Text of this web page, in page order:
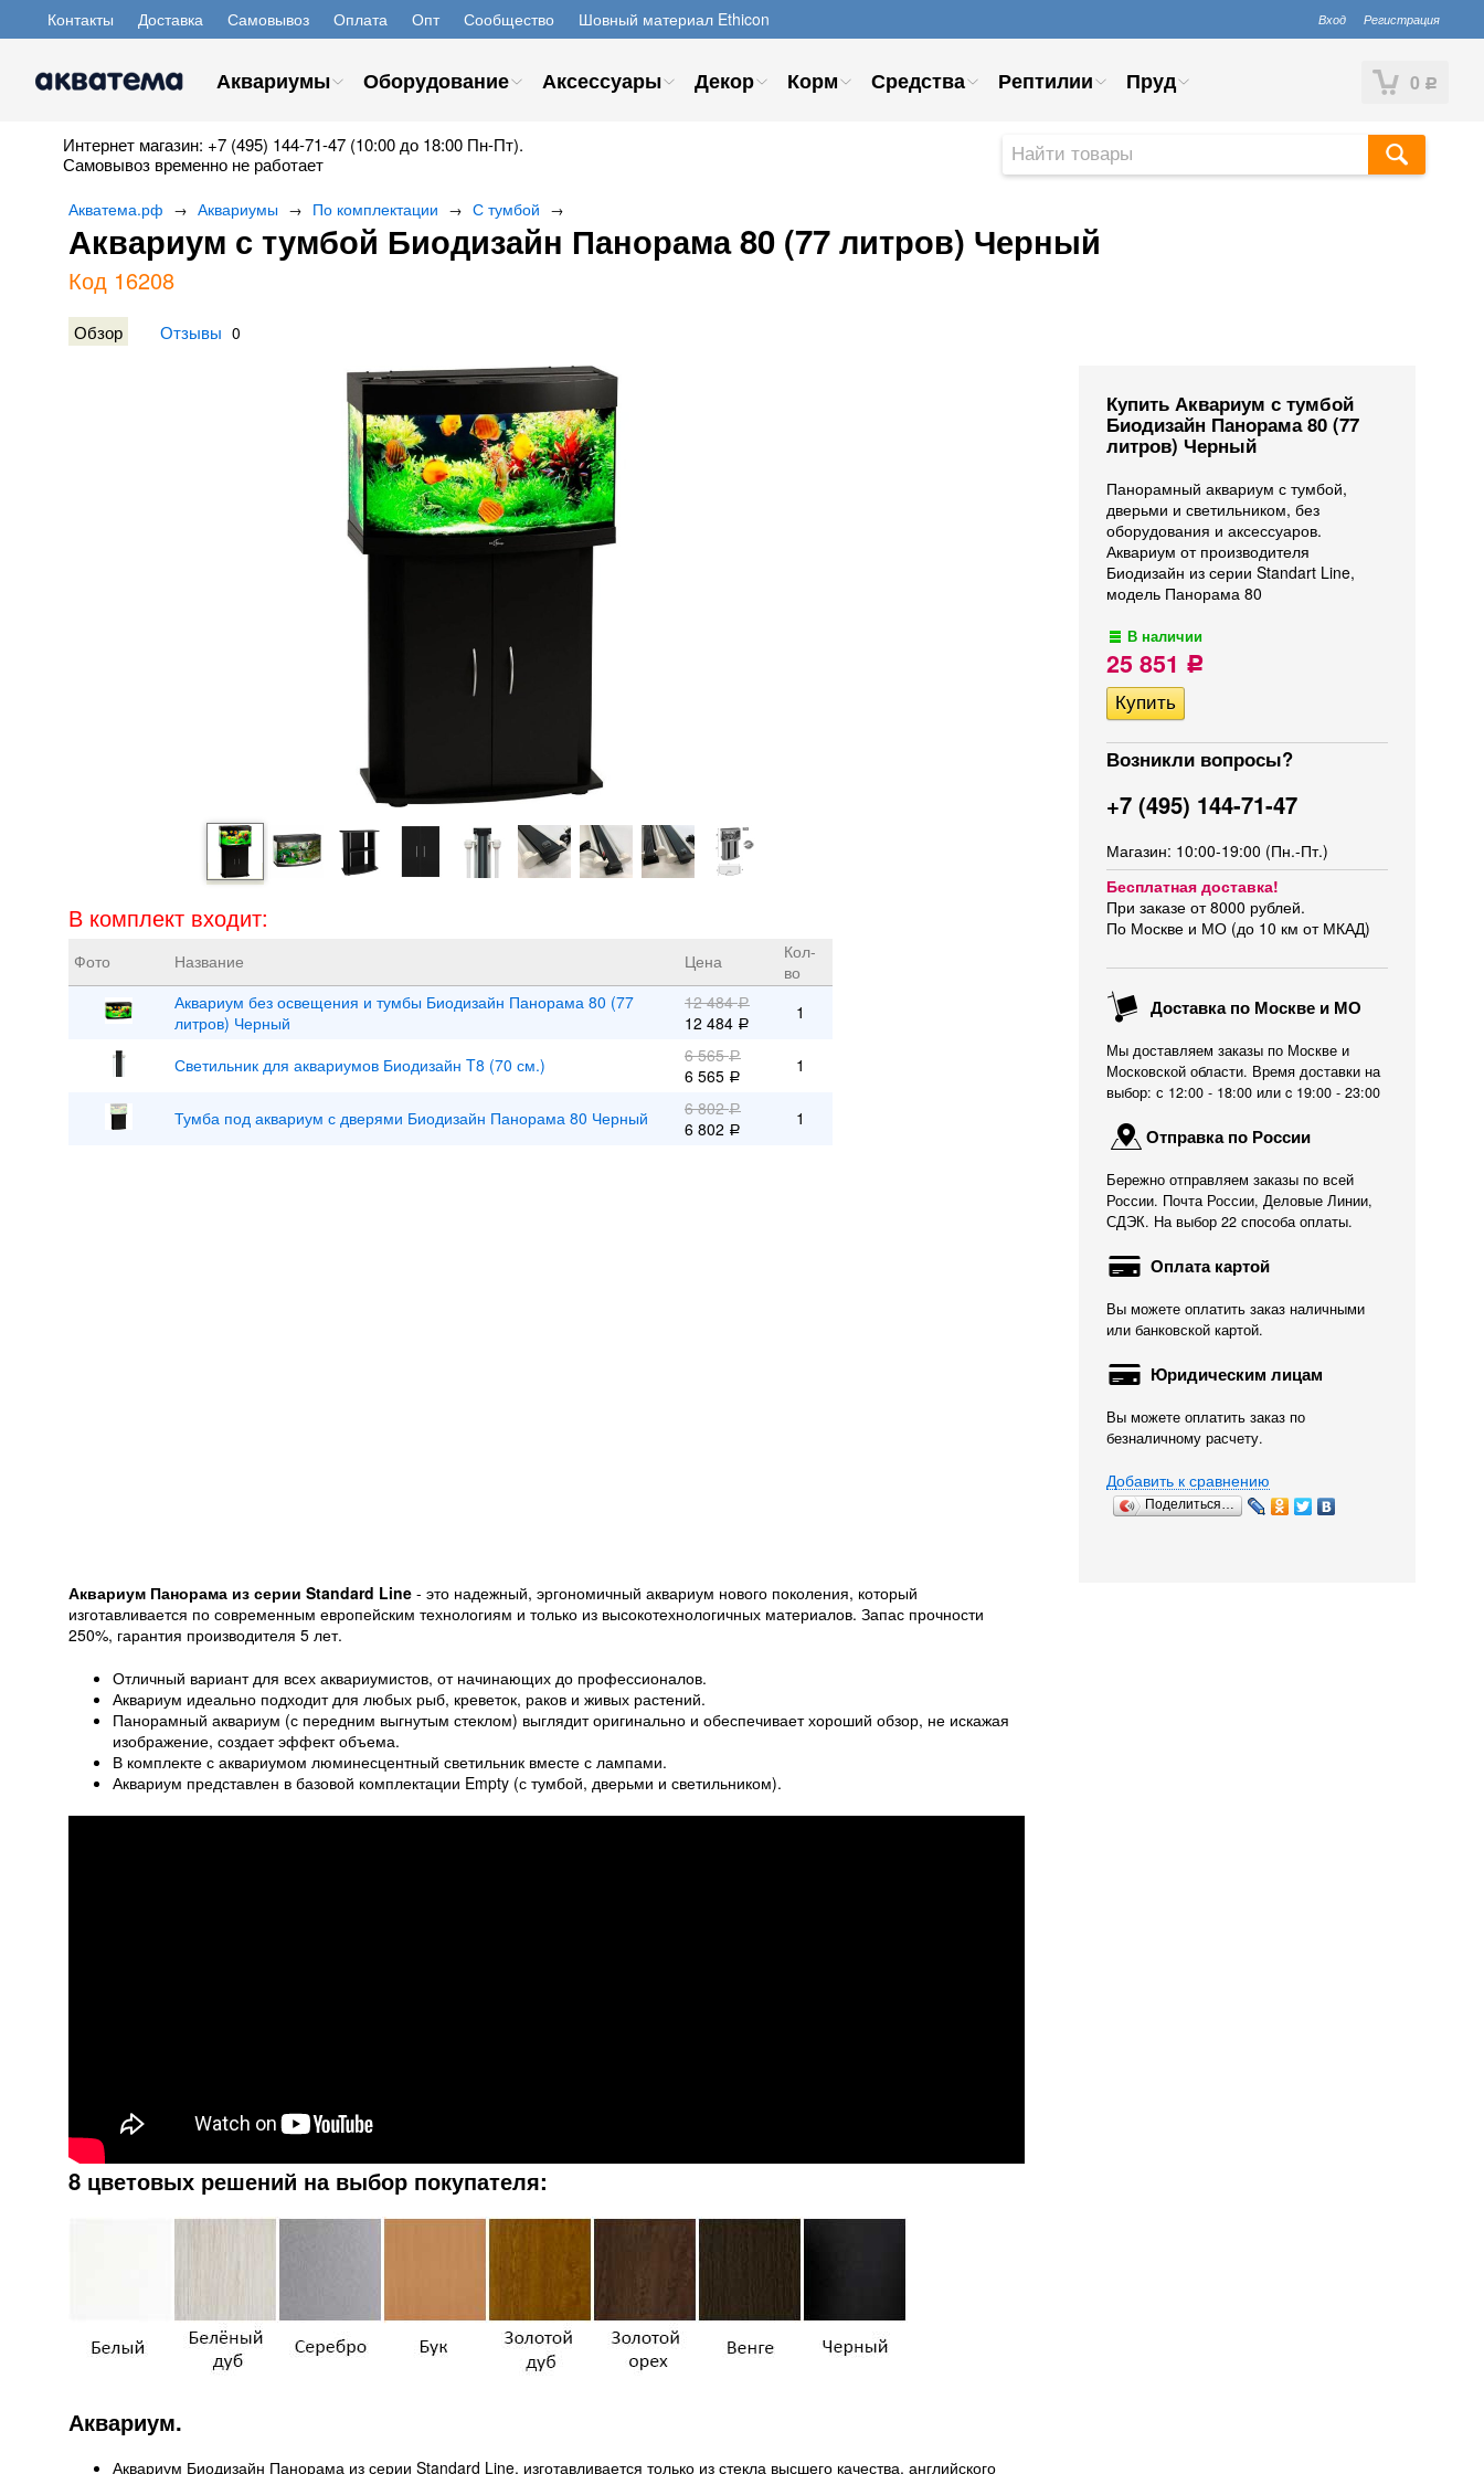
Контакты Доставка Самовывоз Оплата Опт Сообщество Шовный материал Ethicon Вход Регистрация
0 Р
Аквариумы Оборудование Аксессуары Декор Корм Средства Рептилии Пруд
Интернет магазин: +7 (495) 144-71-47 (10:00 до 18:00 Пн-Пт).
Самовывоз временно не работает
Акватема.рф → Аквариумы → По комплектации → С тумбой →
Аквариум с тумбой Биодизайн Панорама 80 (77 литров) Черный
Код 16208
Обзор Отзывы 0
Купить Аквариум с тумбой
Биодизайн Панорама 80 (77
литров) Черный
Панорамный аквариум с тумбой,
дверьми и светильником, без
оборудования и аксессуаров.
Аквариум от производителя
Биодизайн из серии Standart Line,
модель Панорама 80
В наличии
25 851 Р
Возникли вопросы?
+7 (495) 144-71-47
Магазин: 10:00-19:00 (Пн.-Пт.)
Бесплатная доставка!
При заказе от 8000 рублей.
По Москве и МО (до 10 км от МКАД)
Доставка по Москве и МО
Мы доставляем заказы по Москве и
Московской области. Время доставки на
выбор: с 12:00 - 18:00 или c 19:00 - 23:00
Отправка по России
Бережно отправляем заказы по всей
России. Почта России, Деловые Линии,
СДЭК. На выбор 22 способа оплаты.
Оплата картой
Вы можете оплатить заказ наличными
или банковской картой.
Юридическим лицам
Вы можете оплатить заказ по
безналичному расчету.
Добавить к сравнению
Поделиться…
В комплект входит:
Фото Название Цена
Кол-
во
Аквариум без освещения и тумбы Биодизайн Панорама 80 (77
литров) Черный
12 484Р
12 484 Р
1
Светильник для аквариумов Биодизайн T8 (70 см.) 6 565Р
6 565 Р
1
Тумба под аквариум с дверями Биодизайн Панорама 80 Черный 6 802Р
6 802 Р
1
Аквариум Панорама из серии Standard Line - это надежный, эргономичный аквариум нового поколения, который
изготавливается по современным европейским технологиям и только из высокотехнологичных материалов. Запас прочности
250%, гарантия производителя 5 лет.
Отличный вариант для всех аквариумистов, от начинающих до профессионалов.
Аквариум идеально подходит для любых рыб, креветок, раков и живых растений.
Панорамный аквариум (с передним выгнутым стеклом) выглядит оригинально и обеспечивает хороший обзор, не искажая
изображение, создает эффект объема.
В комплекте с аквариумом люминесцентный светильник вместе с лампами.
Аквариум представлен в базовой комплектации Empty (с тумбой, дверьми и светильником).
8 цветовых решений на выбор покупателя:
Аквариум.
Аквариум Биодизайн Панорама из серии Standard Line, изготавливается только из стекла высшего качества, английского